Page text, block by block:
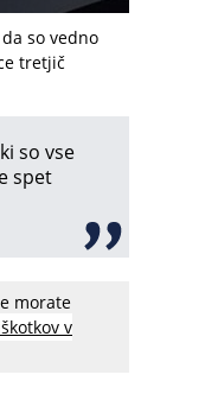
so vedno
tretjič
so vse
spet
morate
v